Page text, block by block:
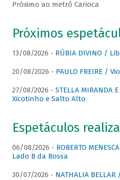
Próximo ao metrô Carioca
Próximos
13/08/2026 - RÚBIA DIVINO /
20/08/2026 - PAULO FREIRE /
27/08/2026 - STELLA MIRANDA
Xicotinho e Salto Alto
Espetáculos
06/08/2026 - ROBERTO
Lado B da Bossa
30/07/2026 - NATHALIA